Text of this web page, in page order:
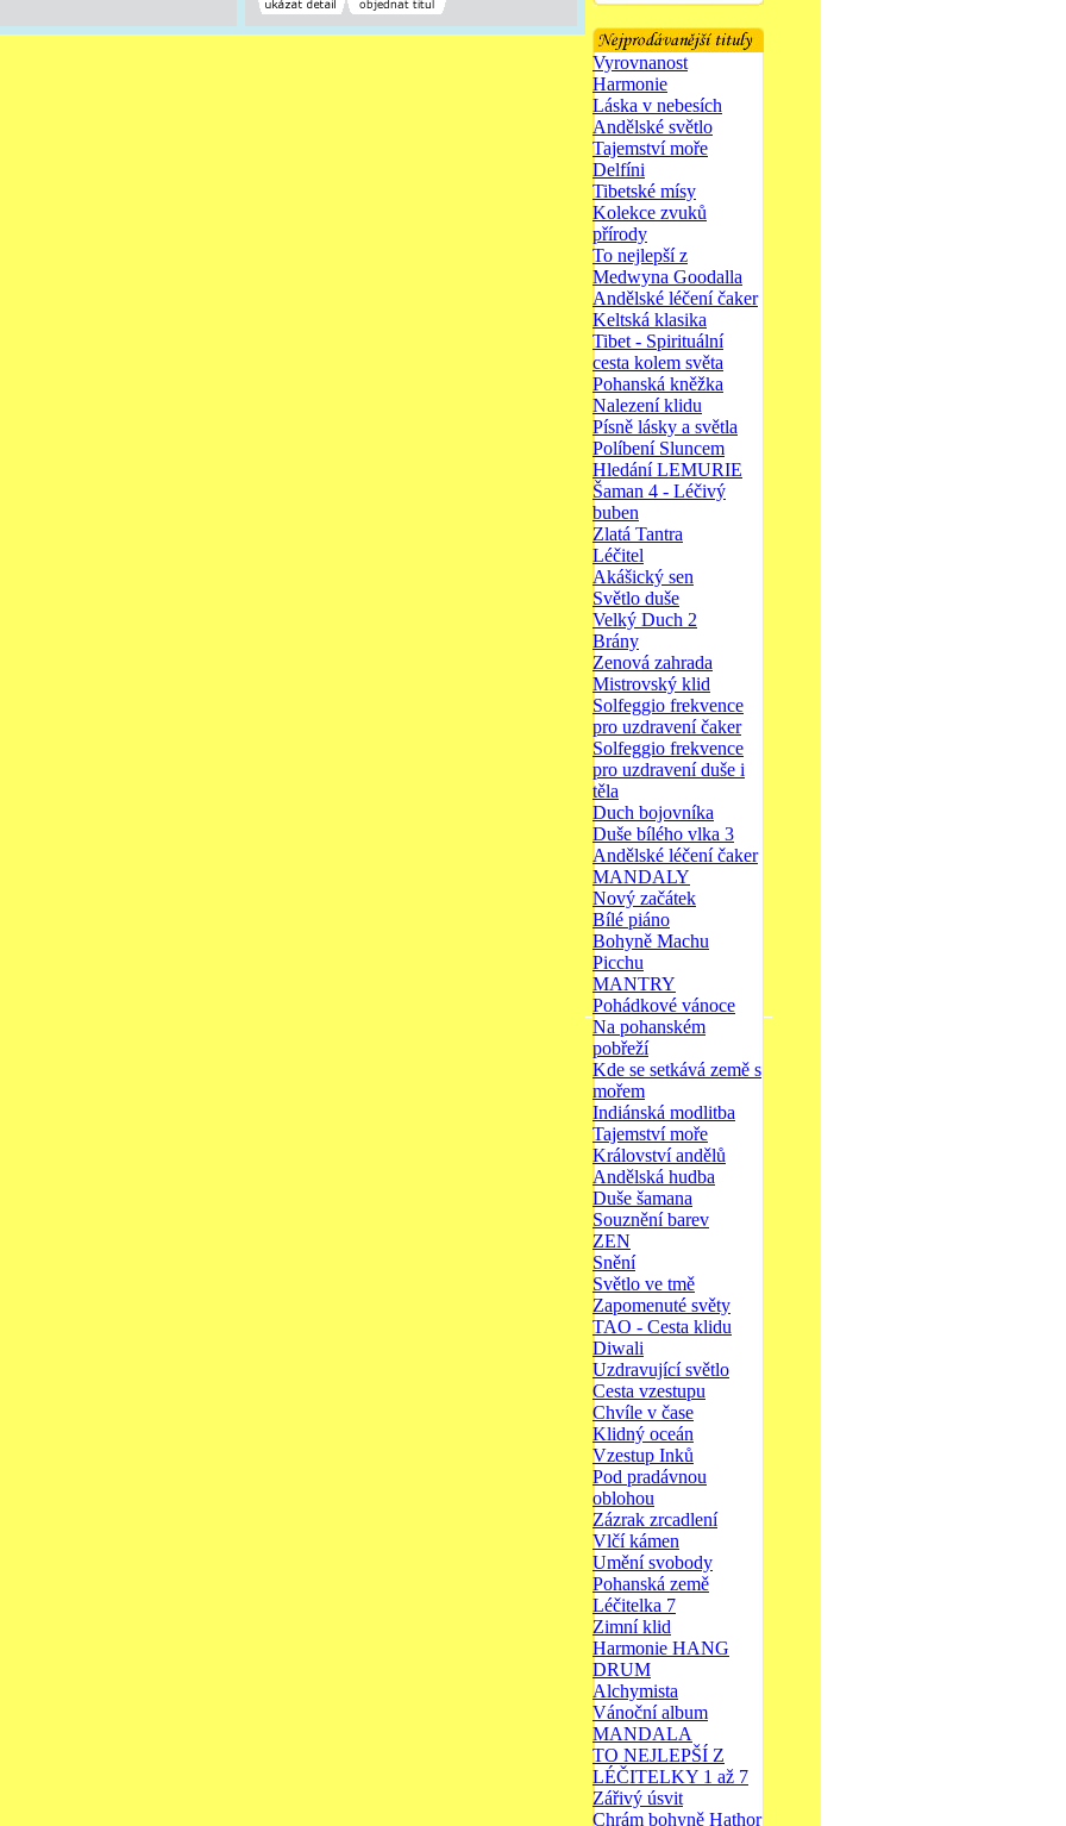
Vyrovnanost
Harmonie
Láska v nebesích
Andělské světlo
Tajemství moře
Delfíni
Tibetské mísy
Kolekce zvuků
přírody
To nejlepší z
Medwyna Goodalla
Andělské léčení čaker
Keltská klasika
Tibet - Spirituální
cesta kolem světa
Pohanská kněžka
Nalezení klidu
Písně lásky a světla
Políbení Sluncem
Hledání LEMURIE
Šaman 4 - Léčivý
buben
Zlatá Tantra
Léčitel
Akášický sen
Světlo duše
Velký Duch 2
Brány
Zenová zahrada
Mistrovský klid
Solfeggio frekvence
pro uzdravení čaker
Solfeggio frekvence
pro uzdravení duše i
těla
Duch bojovníka
Duše bílého vlka 3
Andělské léčení čaker
MANDALY
Nový začátek
Bílé piáno
Bohyně Machu
Picchu
MANTRY
Pohádkové vánoce
Na pohanském
pobřeží
Kde se setkává země s
mořem
Indiánská modlitba
Tajemství moře
Království andělů
Andělská hudba
Duše šamana
Souznění barev
ZEN
Snění
Světlo ve tmě
Zapomenuté světy
TAO - Cesta klidu
Diwali
Uzdravující světlo
Cesta vzestupu
Chvíle v čase
Klidný oceán
Vzestup Inků
Pod pradávnou
oblohou
Zázrak zrcadlení
Vlčí kámen
Umění svobody
Pohanská země
Léčitelka 7
Zimní klid
Harmonie HANG
DRUM
Alchymista
Vánoční album
MANDALA
TO NEJLEPŠÍ Z
LÉČITELKY 1 až 7
Zářivý úsvit
Chrám bohyně Hathor